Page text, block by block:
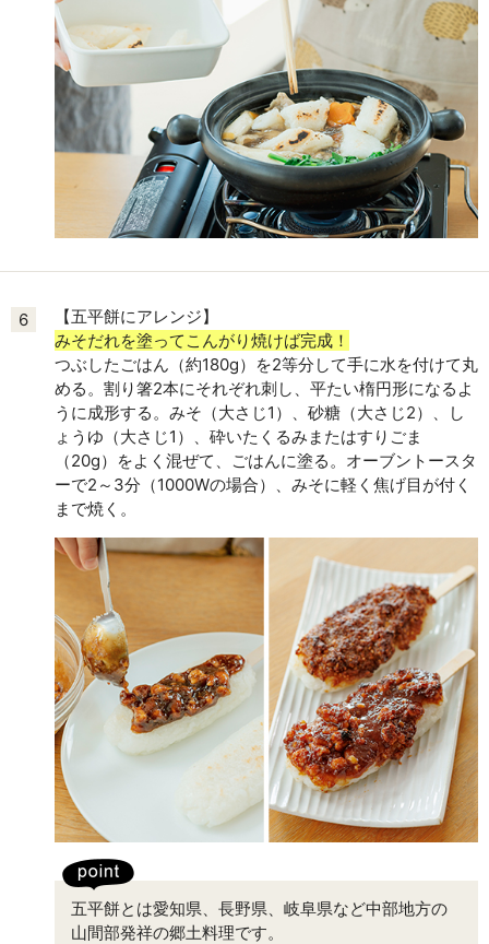
6
【五平餅にアレンジ】
みそだれを塗ってこんがり焼けば完成！
つぶしたごはん（約180g）を2等分して手に水を付けて丸
める。割り箸2本にそれぞれ刺し、平たい楕円形になるよ
うに成形する。みそ（大さじ1）、砂糖（大さじ2）、し
ょうゆ（大さじ1）、砕いたくるみまたはすりごま
（20g）をよく混ぜて、ごはんに塗る。オーブントースタ
ーで2～3分（1000Wの場合）、みそに軽く焦げ目が付く
まで焼く。
五平餅とは愛知県、長野県、岐阜県など中部地方の
山間部発祥の郷土料理です。